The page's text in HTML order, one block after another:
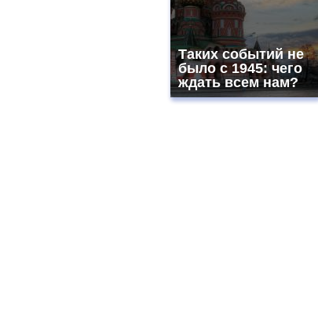
Таких событий не
было с 1945: чего
ждать всем нам?